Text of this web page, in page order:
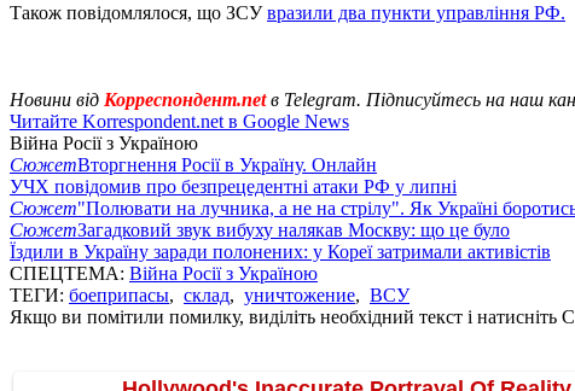
Також повідомлялося, що ЗСУвразили два пункти управління РФ.
Новини від Корреспондент.netв Telegram. Підписуйтесь на наш
Читайте Korrespondent.net в Google News
Війна Росії з Україною
СюжетВторгнення Росії в Україну. Онлайн
УЧХ повідомив про безпрецедентні атаки РФ у липні
Сюжет"Полювати на лучника, а не на стрілу". Як Україні
СюжетЗагадковий звук вибуху налякав Москву: що це було
Їздили в Україну заради полонених: у Кореї затримали активістів
СПЕЦТЕМА: Війна Росії з Україною
ТЕГИ: боеприпасы, склад, уничтожение, ВСУ
Якщо ви помітили помилку, виділіть необхідний текст і